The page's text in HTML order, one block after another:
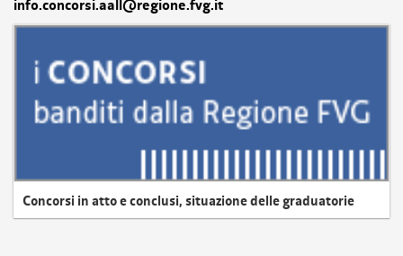
info.concorsi.aall@regione.fvg.it
Concorsi in atto e conclusi, situazione delle graduatorie